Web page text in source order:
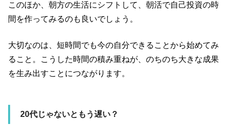
このほか、朝方の生活にシフトして、朝活で自己投資の時
間を作ってみるのも良いでしょう。
大切なのは、短時間でも今の自分できることから始めてみ
ること。こうした時間の積み重ねが、のちのち大きな成果
を生み出すことにつながります。
20代じゃないともう遅い？